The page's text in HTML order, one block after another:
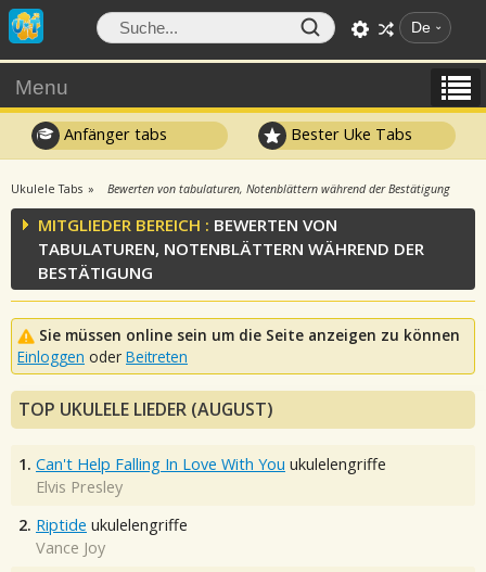
De
Menu
Anfänger tabs Bester Uke Tabs
Ukulele Tabs Bewerten von tabulaturen, Notenblättern während der Bestätigung
MITGLIEDER BEREICH : BEWERTEN VON
TABULATUREN, NOTENBLÄTTERN WÄHREND DER
BESTÄTIGUNG
Sie müssen online sein um die Seite anzeigen zu können
Einloggen oder Beitreten
TOP UKULELE LIEDER (AUGUST)
1. Can't Help Falling In Love With You ukulelengriffe
Elvis Presley
2. Riptide ukulelengriffe
Vance Joy